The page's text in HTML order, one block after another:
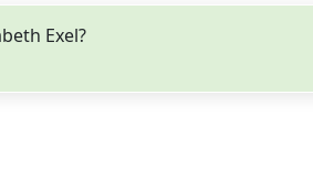
Exel?